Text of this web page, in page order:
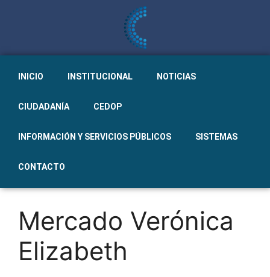
INICIO INSTITUCIONAL NOTICIAS
CIUDADANÍA CEDOP
INFORMACIÓN Y SERVICIOS PÚBLICOS SISTEMAS
CONTACTO
Mercado Verónica
Elizabeth